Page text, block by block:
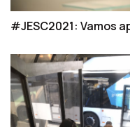
#JESC2021: Vamos